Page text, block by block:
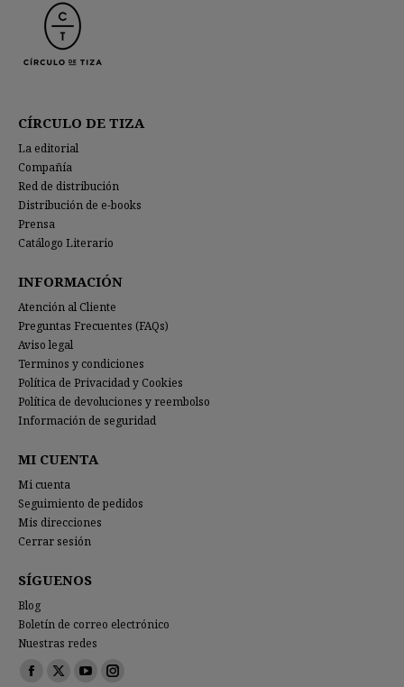
CÍRCULO DE TIZA
La editorial
Compañía
Red de distribución
Distribución de e-books
Prensa
Catálogo Literario
INFORMACIÓN
Atención al Cliente
Preguntas Frecuentes (FAQs)
Aviso legal
Terminos y condiciones
Política de Privacidad y Cookies
Política de devoluciones y reembolso
Información de seguridad
MI CUENTA
Mi cuenta
Seguimiento de pedidos
Mis direcciones
Cerrar sesión
SÍGUENOS
Blog
Boletín de correo electrónico
Nuestras redes
Encuéntranos en:
Facebook
X YouTubeInstagram